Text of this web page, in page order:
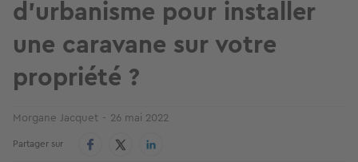
d'urbanisme pour installer
une caravane sur votre
propriété ?
Morgane Jacquet 26 mai 2022
Partager sur